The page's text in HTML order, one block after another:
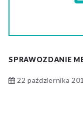
SPRAWOZDANIE
22 października